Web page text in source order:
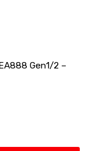
Gen1/2 –